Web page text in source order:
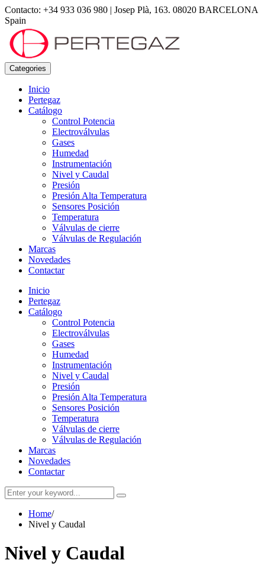
Contacto: +34 933 036 980 | Josep Plà, 163. 08020 BARCELONA
Spain
Categories
Inicio
Pertegaz
Catálogo
Control Potencia
Electroválvulas
Gases
Humedad
Instrumentación
Nivel y Caudal
Presión
Presión Alta Temperatura
Sensores Posición
Temperatura
Válvulas de cierre
Válvulas de Regulación
Marcas
Novedades
Contactar
Inicio
Pertegaz
Catálogo
Control Potencia
Electroválvulas
Gases
Humedad
Instrumentación
Nivel y Caudal
Presión
Presión Alta Temperatura
Sensores Posición
Temperatura
Válvulas de cierre
Válvulas de Regulación
Marcas
Novedades
Contactar
Home/
Nivel y Caudal
Nivel y Caudal